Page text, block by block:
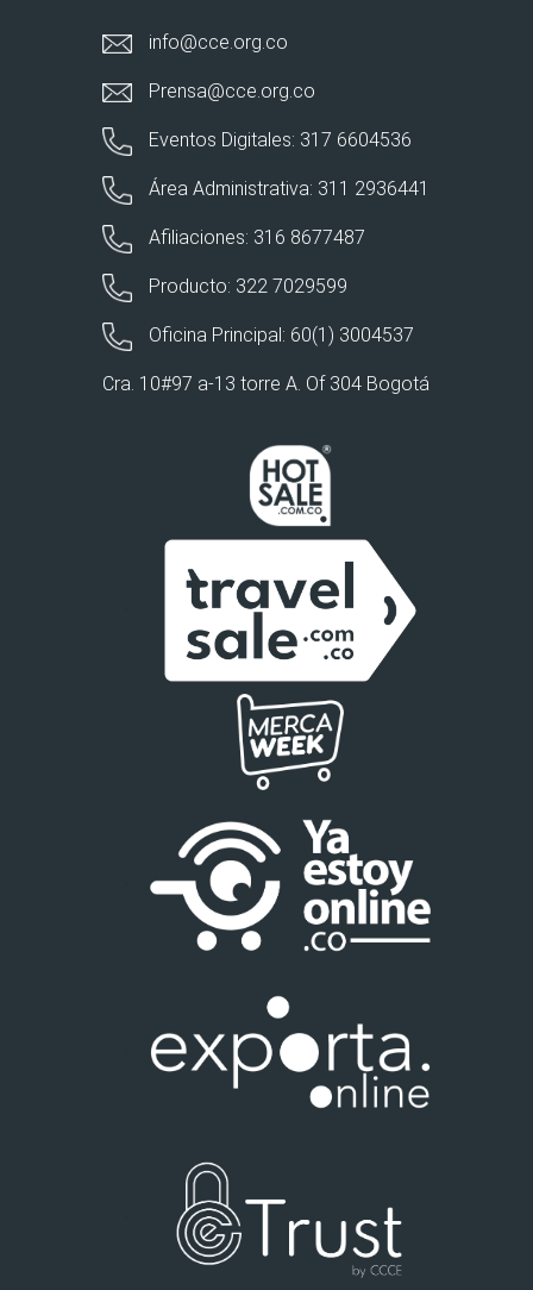
info@cce.org.co
Prensa@cce.org.co
Eventos Digitales: 317 6604536
Área Administrativa: 311 2936441
Afiliaciones: 316 8677487
Producto: 322 7029599
Oficina Principal: 60(1) 3004537
Cra. 10#97 a-13 torre A. Of 304 Bogotá